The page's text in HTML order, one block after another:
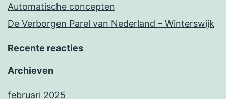
Automatische concepten
De Verborgen Parel van Nederland – Winterswijk
Recente reacties
Archieven
februari 2025